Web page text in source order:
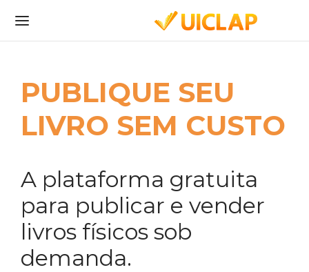
PUBLIQUE SEU
LIVRO SEM CUSTO
A plataforma gratuita
para publicar e vender
livros físicos sob
demanda.